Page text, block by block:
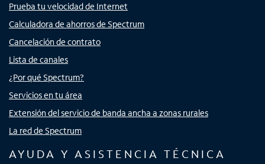
Prueba tu velocidad de Internet
Calculadora de ahorros de Spectrum
Cancelación de contrato
Lista de canales
¿Por qué Spectrum?
Servicios en tu área
Extensión del servicio de banda ancha a zonas rurales
La red de Spectrum
AYUDA Y ASISTENCIA TÉCNICA